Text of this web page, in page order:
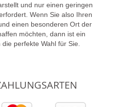
und nur einen geringen
Wenn Sie also Ihren
einen besonderen Ort der
möchten, dann ist ein
perfekte Wahl für Sie.